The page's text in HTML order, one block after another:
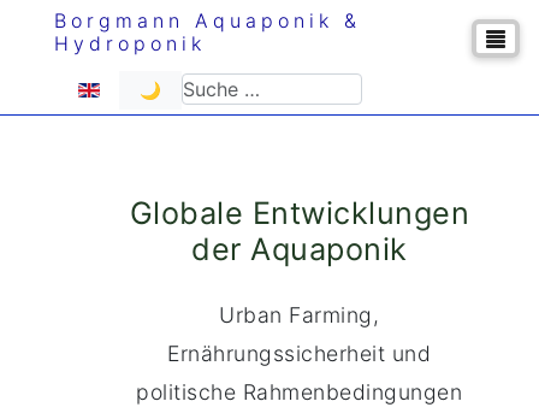
Borgmann Aquaponik &
Hydroponik
Sprache auswählen
🌙 Suchen
Globale Entwicklungen
der Aquaponik
Urban Farming,
Ernährungssicherheit und
politische Rahmenbedingungen